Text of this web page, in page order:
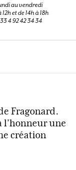
au vendredi
12h et de 14h à 18h
4 92 42 34 34
Fragonard.
l’honneur une
création